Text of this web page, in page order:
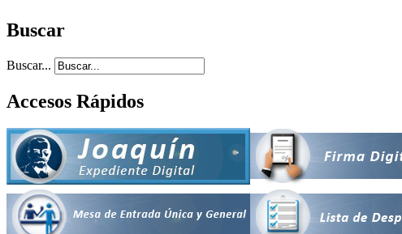
Buscar
Buscar...
Accesos Rápidos